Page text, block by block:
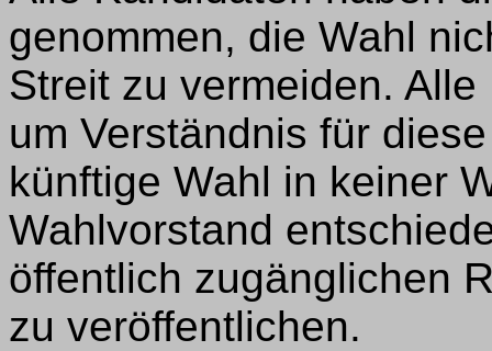
genommen, die Wahl
Streit zu vermeiden.
um Verständnis für
künftige Wahl in keiner
Wahlvorstand
öffentlich zugänglichen
zu veröffentlichen.